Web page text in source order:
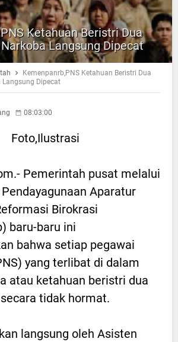
Ketahuan Beristri Dua
Langsung Dipecat
Kemenpanrb,PNS Ketahuan Beristri Dua
Dipecat
08:03:00
Foto,Ilustrasi
Pemerintah pusat melalui
Aparatur
Birokrasi
baru-baru ini
bahwa setiap pegawai
yang terlibat di dalam
atau ketahuan beristri dua
tidak hormat.
langsung oleh Asisten